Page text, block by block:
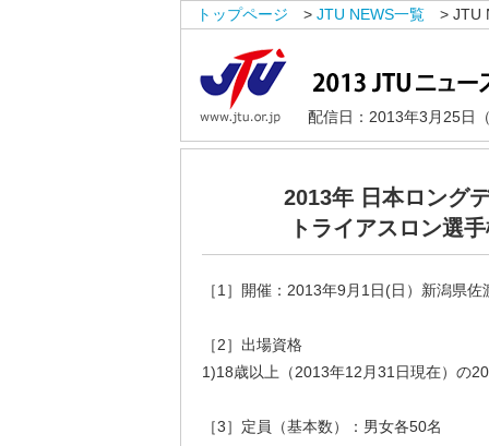
トップページ > JTU NEWS一覧 > JTU
配信日：2013年3月25日
2013年 日本ロング
トライアスロン選
［1］開催：2013年9月1日(日）新潟県佐
［2］出場資格
1)18歳以上（2013年12月31日現在）の
［3］定員（基本数）：男女各50名